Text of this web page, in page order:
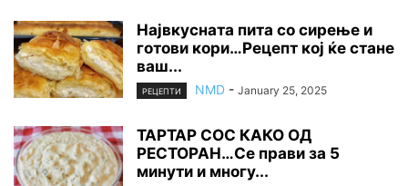
Највкусната пита со сирење и
готови кори…Рецепт кој ќе стане
ваш...
РЕЦЕПТИ NMD - January 25, 2025
ТАРТАР СОС КАКО ОД
РЕСТОРАН…Се прави за 5
минути и многу...